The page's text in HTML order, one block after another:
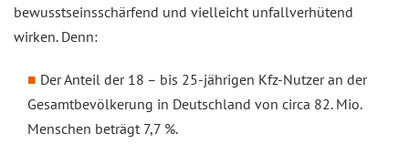
bewusstseinsschärfend und vielleicht unfallverhütend
wirken. Denn:
Der Anteil der 18 – bis 25-jährigen Kfz-Nutzer an der
Gesamtbevölkerung in Deutschland von circa 82. Mio.
Menschen beträgt 7,7 %.